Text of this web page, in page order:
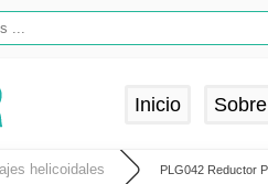
Inicio
helicoidales PLG042 Reductor